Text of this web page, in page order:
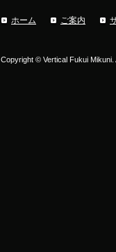
ホーム ご案内
Copyright © Vertical Fukui